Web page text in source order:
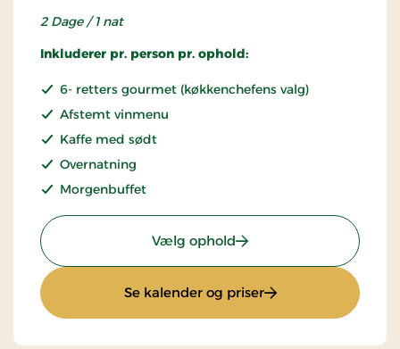
2 Dage / 1 nat
Inkluderer pr. person pr. ophold:
6- retters gourmet (køkkenchefens valg)
Afstemt vinmenu
Kaffe med sødt
Overnatning
Morgenbuffet
Vælg ophold: Gourmetophold
Se kalender og priser: Gourmetophold